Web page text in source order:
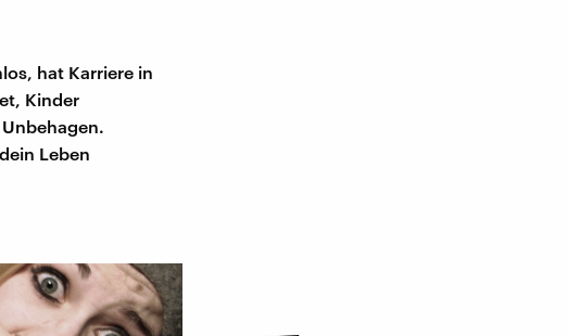
hat Karriere in
Kinder
Leben